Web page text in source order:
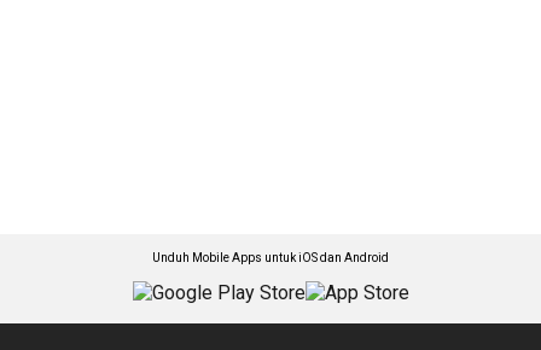
Unduh Mobile Apps untuk iOS dan Android